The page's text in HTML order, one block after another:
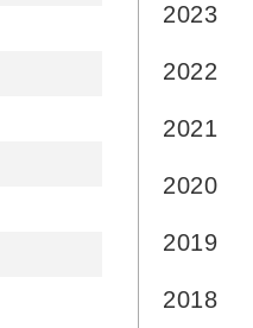
2023
2022
2021
2020
2019
2018